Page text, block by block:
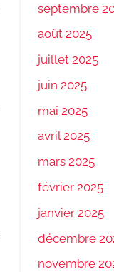
septembre
août 2025
juillet 2025
juin 2025
mai 2025
avril 2025
mars 2025
février 2025
janvier 2025
décembre
novembre